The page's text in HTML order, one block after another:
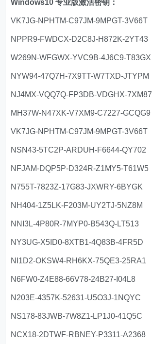
Windows10 专业版激活密钥：
VK7JG-NPHTM-C97JM-9MPGT-3V66T
NPPR9-FWDCX-D2C8J-H872K-2YT43
W269N-WFGWX-YVC9B-4J6C9-T83GX
NYW94-47Q7H-7X9TT-W7TXD-JTYPM
NJ4MX-VQQ7Q-FP3DB-VDGHX-7XM87
MH37W-N47XK-V7XM9-C7227-GCQG9
VK7JG-NPHTM-C97JM-9MPGT-3V66T
NSN43-5TC2P-ARDUH-F6644-QY702
NFJAM-DQP5P-D324R-Z1MY5-T61W5
N755T-7823Z-17G83-JXWRY-6BYGK
NH404-1Z5LK-F203M-UY2TJ-5NZ8M
NNI3L-4P80R-7MYP0-B543Q-LT513
NY3UG-X5ID0-8XTB1-4Q83B-4FR5D
NI1D2-OKSW4-RH6KX-75QE3-25RA1
N6FW0-Z4E88-66V78-24B27-I04L8
N203E-4357K-52631-U5O3J-1NQYC
NS178-83JWB-7W8Z1-LP1J0-41Q5C
NCX18-2DTWF-RBNEY-P3311-A2368